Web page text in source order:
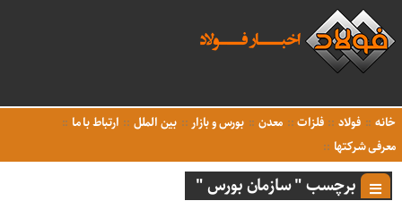
خانه فولاد فلزات معدن بورس و بازار بین الملل
ارتباط با ما
معرفی شرکتها
برچسب " سازمان بورس "